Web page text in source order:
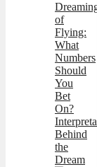
of
Flying:
What
Numbers
Should
You
Bet
On?
Behind
the
Dream